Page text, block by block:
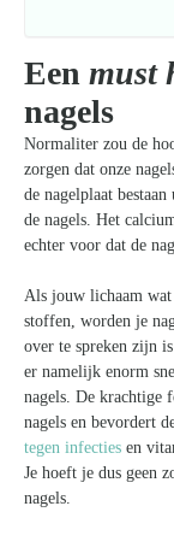
Een must
nagels
Normaliter zou de
zorgen dat onze
de nagelplaat
de nagels. Het
echter voor dat de
Als jouw lichaam wat
stoffen, worden je
over te spreken zijn
er namelijk enorm
nagels. De krachtige
nagels en bevordert
tegen infecties en
Je hoeft je dus geen
nagels.